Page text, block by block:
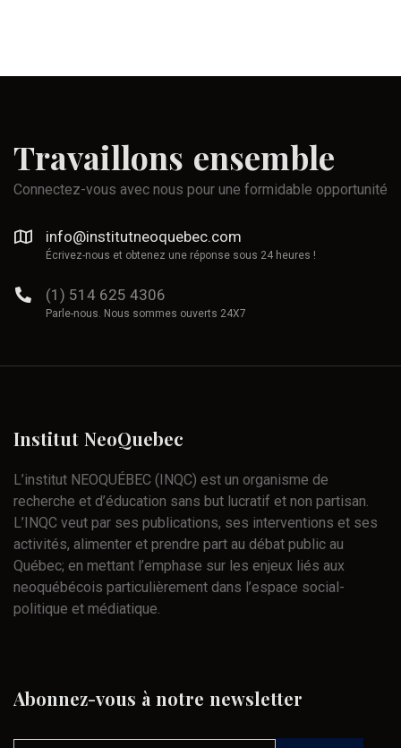
Travaillons ensemble
Connectez-vous avec nous pour une formidable opportunité
info@institutneoquebec.com
Écrivez-nous et obtenez une réponse sous 24 heures !
(1) 514 625 4306
Parle-nous. Nous sommes ouverts 24X7
Institut NeoQuebec
L’institut NEOQUÉBEC (INQC) est un organisme de
recherche et d’éducation sans but lucratif et non partisan.
L’INQC veut par ses publications, ses interventions et ses
activités, alimenter et prendre part au débat public au
Québec; en mettant l’emphase sur les enjeux liés aux
neoquébécois particulièrement dans l’espace social-
politique et médiatique.
Abonnez-vous à notre newsletter